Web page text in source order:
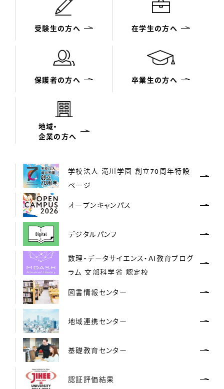
受験生の方へ 在学生の方へ
保護者の方へ 卒業生の方へ
地域・
企業の方へ
学校法人 滝川学園 創立70周年特設
ページ
オープンキャンパス
デジタルパンフ
数理・データサイエンス・AI教育プログ
ラム 文部科学省 認定校
図書情報センター
地域連携センター
基礎教育センター
認証評価結果